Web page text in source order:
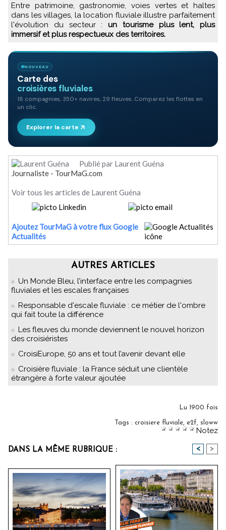
Entre patrimoine, gastronomie, voies vertes et haltes
dans les villages, la location fluviale illustre parfaitement
l'évolution du secteur : un tourisme plus lent, plus
immersif et plus respectueux des territoires.
Publié par Laurent Guéna
Journaliste - TourMaG.com
Voir tous les articles de Laurent Guéna
Ajoutez TourMaG à votre flux Google
Actualités
AUTRES ARTICLES
Un Monde Bleu, l’interface entre les compagnies
fluviales et les escales françaises
Responsable d'escale fluviale : ce métier de l'ombre
qui fait toute la différence
Les fleuves du monde deviennent le nouvel horizon
des croisiéristes
CroisiEurope, 50 ans et tout l’avenir devant elle
Croisière fluviale : la France séduit une clientèle
étrangère à forte valeur ajoutée
Lu 1900 fois
Tags : croisiere fluviale, e2f, sloww
Notez
DANS LA MÊME RUBRIQUE : < >